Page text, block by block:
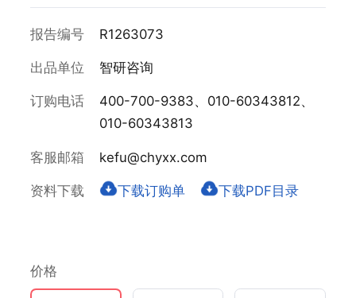
报告编号 R1263073
出品单位 智研咨询
订购电话
400-700-9383、010-60343812、
010-60343813
客服邮箱 kefu@chyxx.com
资料下载 下载订购单 下载PDF目录
价格